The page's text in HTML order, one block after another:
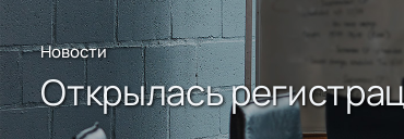
Новости
Открылась